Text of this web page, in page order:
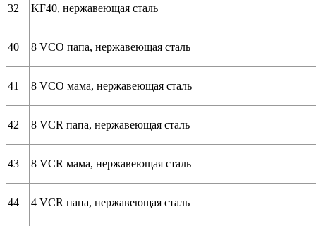
32 KF40, нержавеющая сталь
40 8 VCO папа, нержавеющая сталь
41 8 VCO мама, нержавеющая сталь
42 8 VCR папа, нержавеющая сталь
43 8 VCR мама, нержавеющая сталь
44 4 VCR папа, нержавеющая сталь